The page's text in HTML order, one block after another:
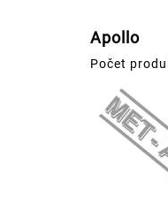
Apollo
Počet